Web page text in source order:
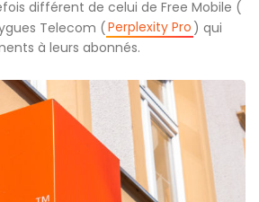
différent de celui de Free Mobile (
Telecom ( Perplexity Pro ) qui
à leurs abonnés.